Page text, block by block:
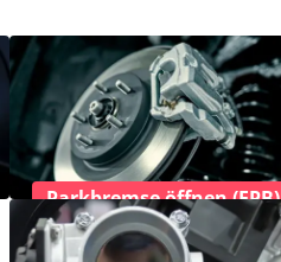
Parkbremse öffnen (EPB)